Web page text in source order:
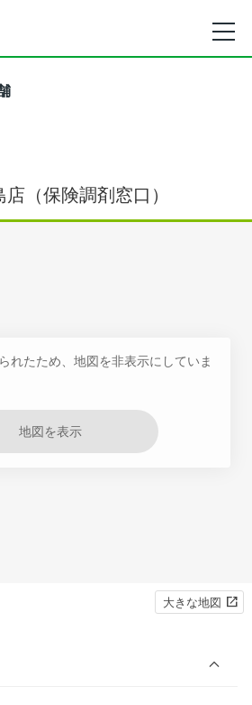
（保険調剤窓口）
れたため、地図を非表示にしていま
地図を表示
大きな地図